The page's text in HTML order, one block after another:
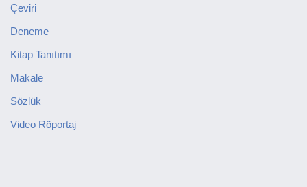
Çeviri
Deneme
Kitap Tanıtımı
Makale
Sözlük
Video Röportaj